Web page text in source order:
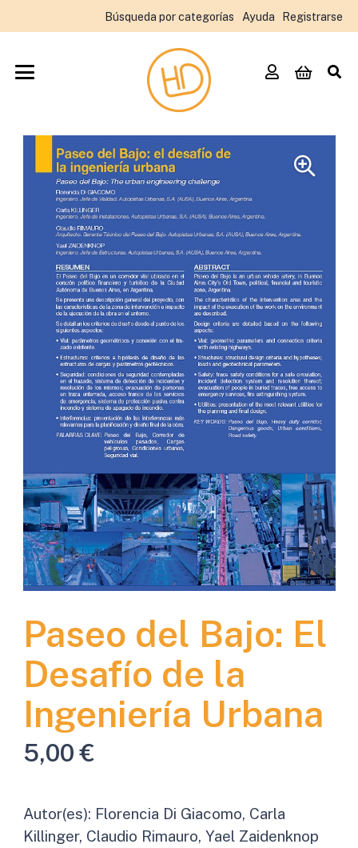
Búsqueda por categorías Ayuda Registrarse
Paseo del Bajo: El
Desafío de la
Ingeniería Urbana
5,00€
Autor(es): Florencia Di Giacomo, Carla
Killinger, Claudio Rimauro, Yael Zaidenknop